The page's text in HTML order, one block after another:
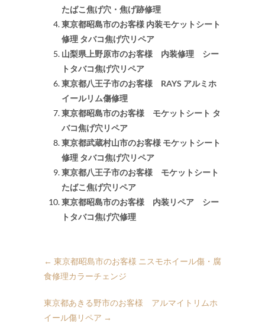
たばこ焦げ穴・焦げ跡修理
東京都昭島市のお客様 内装モケットシート
修理 タバコ焦げ穴リペア
山梨県上野原市のお客様 内装修理 シー
トタバコ焦げ穴リペア
東京都八王子市のお客様 RAYS アルミホ
イールリム傷修理
東京都昭島市のお客様 モケットシート タ
バコ焦げ穴リペア
東京都武蔵村山市のお客様 モケットシート
修理 タバコ焦げ穴リペア
東京都八王子市のお客様 モケットシート
たばこ焦げ穴リペア
東京都昭島市のお客様 内装リペア シー
トタバコ焦げ穴修理
← 東京都昭島市のお客様 ニスモホイール傷・腐
食修理カラーチェンジ
東京都あきる野市のお客様 アルマイトリムホ
イール傷リペア →